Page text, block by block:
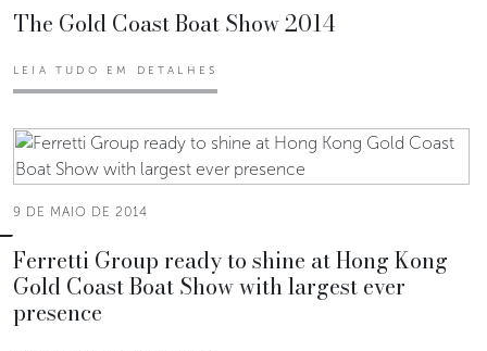
The Gold Coast Boat Show 2014
LEIA TUDO EM DETALHES
9 DE MAIO DE 2014
Ferretti Group ready to shine at Hong Kong
Gold Coast Boat Show with largest ever
presence